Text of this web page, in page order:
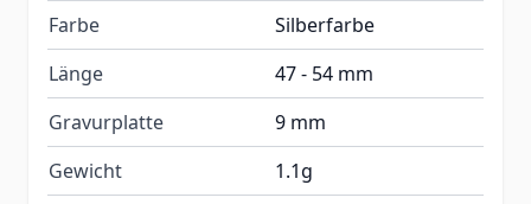
Farbe
Silberfarbe
Länge
47 - 54 mm
Gravurplatte
9 mm
Gewicht
1.1g